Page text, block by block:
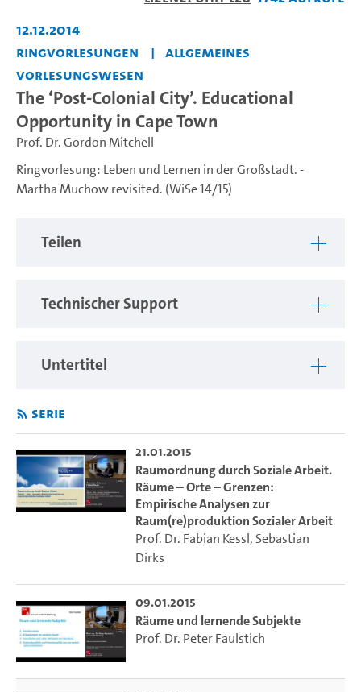
12.12.2014
Ringvorlesungen
Allgemeines
Vorlesungswesen
The ‘Post-Colonial City’. Educational
Opportunity in Cape Town
Prof. Dr. Gordon Mitchell
Ringvorlesung: Leben und Lernen in der Großstadt. -
Martha Muchow revisited. (WiSe 14/15)
Teilen
Technischer Support
Untertitel
Serie
21.01.2015
Raumordnung durch Soziale Arbeit.
Räume – Orte – Grenzen:
Empirische Analysen zur
Raum(re)produktion Sozialer Arbeit
Prof. Dr. Fabian Kessl, Sebastian
Dirks
09.01.2015
Räume und lernende Subjekte
Prof. Dr. Peter Faulstich